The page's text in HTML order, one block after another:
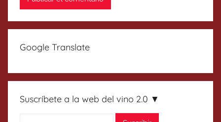
Google Translate
Suscríbete a la web del vino 2.0 ▼